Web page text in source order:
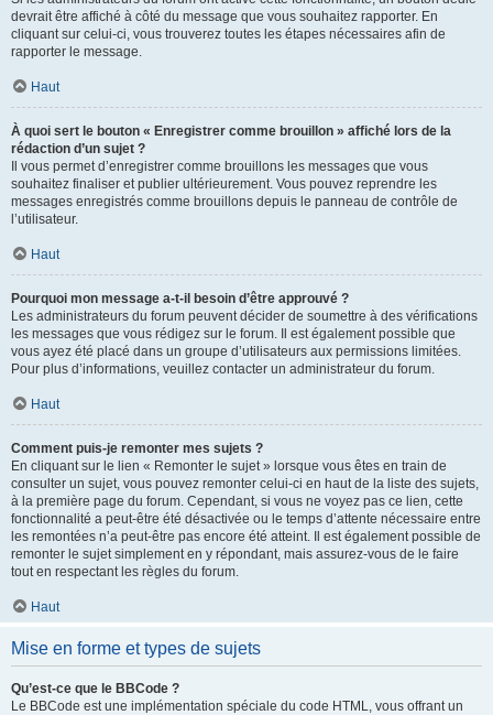
devrait être affiché à côté du message que vous souhaitez rapporter. En
cliquant sur celui-ci, vous trouverez toutes les étapes nécessaires afin de
rapporter le message.
Haut
À quoi sert le bouton « Enregistrer comme brouillon » affiché lors de la
rédaction d’un sujet ?
Il vous permet d’enregistrer comme brouillons les messages que vous
souhaitez finaliser et publier ultérieurement. Vous pouvez reprendre les
messages enregistrés comme brouillons depuis le panneau de contrôle de
l’utilisateur.
Haut
Pourquoi mon message a-t-il besoin d’être approuvé ?
Les administrateurs du forum peuvent décider de soumettre à des vérifications
les messages que vous rédigez sur le forum. Il est également possible que
vous ayez été placé dans un groupe d’utilisateurs aux permissions limitées.
Pour plus d’informations, veuillez contacter un administrateur du forum.
Haut
Comment puis-je remonter mes sujets ?
En cliquant sur le lien « Remonter le sujet » lorsque vous êtes en train de
consulter un sujet, vous pouvez remonter celui-ci en haut de la liste des sujets,
à la première page du forum. Cependant, si vous ne voyez pas ce lien, cette
fonctionnalité a peut-être été désactivée ou le temps d’attente nécessaire entre
les remontées n’a peut-être pas encore été atteint. Il est également possible de
remonter le sujet simplement en y répondant, mais assurez-vous de le faire
tout en respectant les règles du forum.
Haut
Mise en forme et types de sujets
Qu’est-ce que le BBCode ?
Le BBCode est une implémentation spéciale du code HTML, vous offrant un